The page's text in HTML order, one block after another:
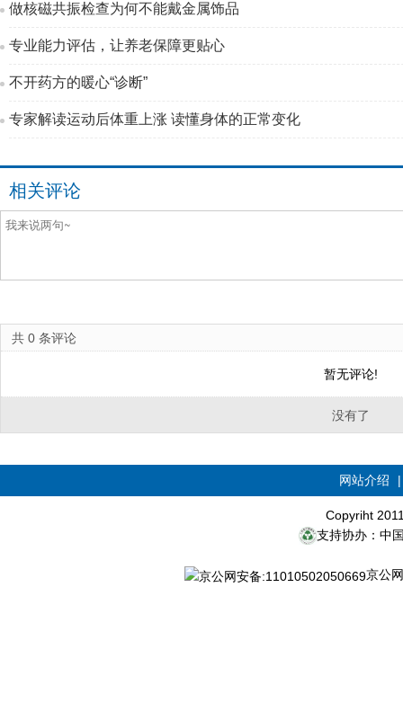
做核磁共振检查为何不能戴金属饰品
专业能力评估，让养老保障更贴心
不开药方的暖心“诊断”
专家解读运动后体重上涨 读懂身体的正常变化
相关评论
共 0 条评论
暂无评论!
没有了
网站介绍
Copyriht
支持协办：中
京公